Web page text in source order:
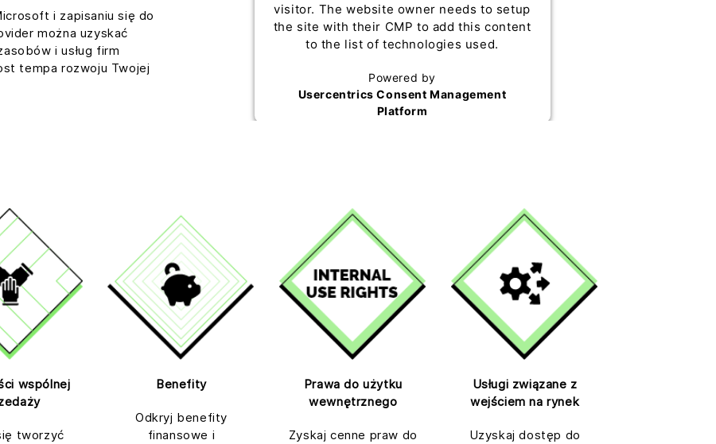
i zapisaniu się do
można uzyskać
i usług firm
tempa rozwoju Twojej
visitor. The website owner needs to setup
the site with their CMP to add this content
to the list of technologies used.
Powered by
Usercentrics Consent Management
Platform
wspólnej
tworzyć
Benefity
Odkryj benefity
finansowe i
Prawa do użytku
wewnętrznego
Zyskaj cenne praw do
Usługi związane z
wejściem na rynek
Uzyskaj dostęp do